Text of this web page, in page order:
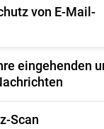
von E-Mail-
eingehenden
Scan